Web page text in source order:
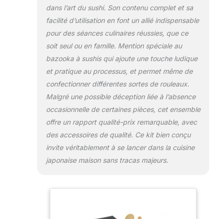
recettes sur la façon d'utiliser les
outils ; préparer du riz à sushi ; rouler
des sushis et déverrouiller 6 types de
sushis différents ; avec son aide, vous
pouvez faire plus que ce que vous
pourriez attendre dans un rouleau
avec moins d'ingrédients ; vaut la
peine Matériau de qualité alimentaire
sans BPA : conçu pour durer et sûr à
utiliser ; nos tapis à sushi sont
fabriqués à partir de bambou naturel
et attachés avec des cordes en coton
; les charnières épaisses de notre
moule à sushi sont renforcées pour
plus de durabilité ; en outre, notre
couteau à sushi extra tranchant est
rapide et lisse des sushis Choix de
dans l’art du sushi. Son contenu complet et sa
facilité d’utilisation en font un allié indispensable
pour des séances culinaires réussies, que ce
soit seul ou en famille. Mention spéciale au
bazooka à sushis qui ajoute une touche ludique
et pratique au processus, et permet même de
confectionner différentes sortes de rouleaux.
Malgré une possible déception liée à l’absence
occasionnelle de certaines pièces, cet ensemble
offre un rapport qualité-prix remarquable, avec
des accessoires de qualité. Ce kit bien conçu
invite véritablement à se lancer dans la cuisine
japonaise maison sans tracas majeurs.